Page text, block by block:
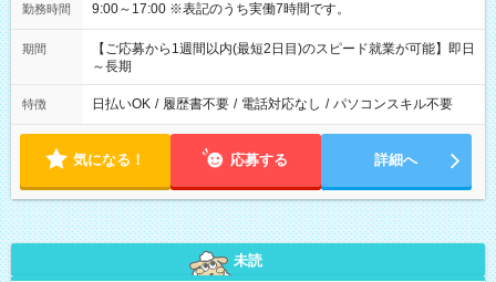
勤務時間 9:00～17:00 ※表記のうち実働7時間です。
期間
【ご応募から1週間以内(最短2日目)のスピード就業が可能】即日
～長期
特徴 日払いOK / 履歴書不要 / 電話対応なし / パソコンスキル不要
気になる！ 応募する 詳細へ
未読